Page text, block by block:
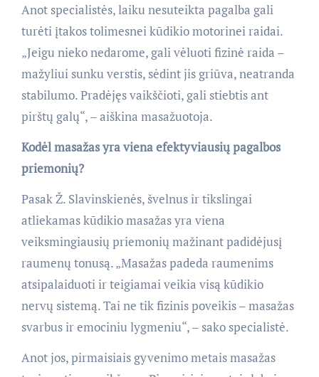
Anot specialistės, laiku nesuteikta pagalba gali
turėti įtakos tolimesnei kūdikio motorinei raidai.
„Jeigu nieko nedarome, gali vėluoti fizinė raida –
mažyliui sunku verstis, sėdint jis griūva, neatranda
stabilumo. Pradėjęs vaikščioti, gali stiebtis ant
pirštų galų“, – aiškina masažuotoja.
Kodėl masažas yra viena efektyviausių pagalbos
priemonių?
Pasak Ž. Slavinskienės, švelnus ir tikslingai
atliekamas kūdikio masažas yra viena
veiksmingiausių priemonių mažinant padidėjusį
raumenų tonusą. „Masažas padeda raumenims
atsipalaiduoti ir teigiamai veikia visą kūdikio
nervų sistemą. Tai ne tik fizinis poveikis – masažas
svarbus ir emociniu lygmeniu“, – sako specialistė.
Anot jos, pirmaisiais gyvenimo metais masažas